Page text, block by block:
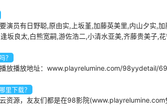
演员有日野聪,原由实,上坂堇,加藤英美里,内山夕实,
坂良太,白熊宽嗣,游佐浩二,小清水亚美,齐藤贵美子,
？
放播放地址：www.playrelumine.com/98yydetail/
里下载？
资源，友友们都是在98影院(www.playrelumine.com